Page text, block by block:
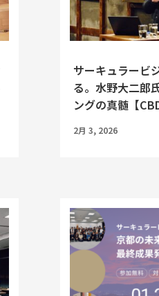
サーキュラービ
る。水野大二郎
ングの真髄【
2月 3, 2026